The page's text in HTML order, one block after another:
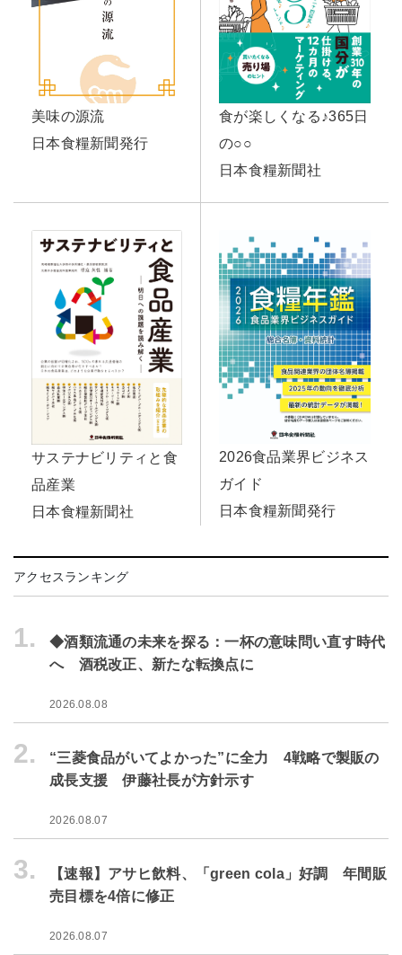
美味の源流
日本食糧新聞発行
食が楽しくなる♪365日
の○○
日本食糧新聞社
サステナビリティと食
品産業
日本食糧新聞社
2026食品業界ビジネス
ガイド
日本食糧新聞発行
アクセスランキング
1.
◆酒類流通の未来を探る：一杯の意味問い直す時代
へ 酒税改正、新たな転換点に
2026.08.08
2.
“三菱食品がいてよかった”に全力 4戦略で製販の
成長支援 伊藤社長が方針示す
2026.08.07
3.
【速報】アサヒ飲料、「green cola」好調 年間販
売目標を4倍に修正
2026.08.07